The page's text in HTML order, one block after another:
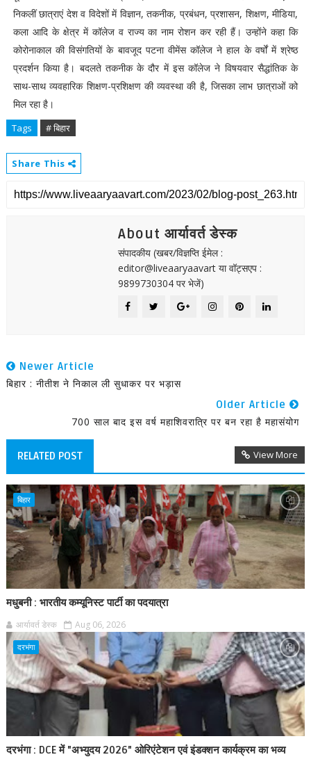
निकलीं छात्राएं देश व विदेशों में विज्ञान, तकनीक, प्रबंधन, प्रशासन, शिक्षण, मीडिया,
कला आदि के क्षेत्र में कॉलेज व राज्य का नाम रोशन कर रही हैं। उन्होंने कहा कि
कोरोनाकाल की विसंगतियों के बावजूद पटना वीमेंस कॉलेज ने हाल के वर्षों में श्रेष्ठ
प्रदर्शन किया है। बदलते तकनीक के दौर में इस कॉलेज ने विषयवार सैद्धांतिक के
साथ-साथ व्यवहारिक शिक्षण-प्रशिक्षण की व्यवस्था की है, जिसका लाभ छात्राओं को
मिल रहा है।
Tags # बिहार
Share This
About आर्यावर्त डेस्क
संपादकीय (खबर/विज्ञप्ति ईमेल :
editor@liveaaryaavart या वॉट्सएप :
9899730304 पर भेजें)
Newer Article
बिहार : नीतीश ने निकाल ली सुधाकर पर भड़ास
Older Article
700 साल बाद इस वर्ष महाशिवरात्रि पर बन रहा है महासंयोग
RELATED POST View More
बिहार
मधुबनी : भारतीय कम्यूनिस्ट पार्टी का पदयात्रा
आर्यावर्त डेस्क Aug 06, 2026
दरभंगा
दरभंगा : DCE में "अभ्युदय 2026" ओरिएंटेशन एवं इंडक्शन कार्यक्रम का भव्य